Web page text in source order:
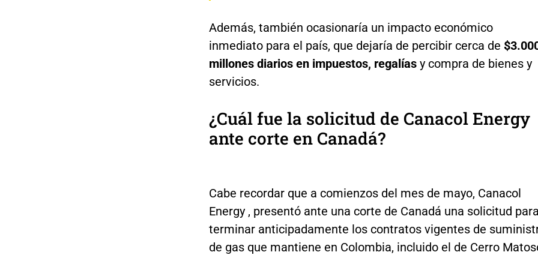
Además, también ocasionaría un impacto económico
inmediato para el país, que dejaría de percibir cerca de
millones diarios en impuestos, regalíasy compra de bienes y
servicios.
¿Cuál fue la solicitud de Canacol Energy
ante corte en Canadá?
Cabe recordar que a comienzos del mes de mayo, Canacol
Energy , presentó ante una corte de Canadá una solicitud
terminar anticipadamente los contratos vigentes de
de gas que mantiene en Colombia, incluido el de Cerro